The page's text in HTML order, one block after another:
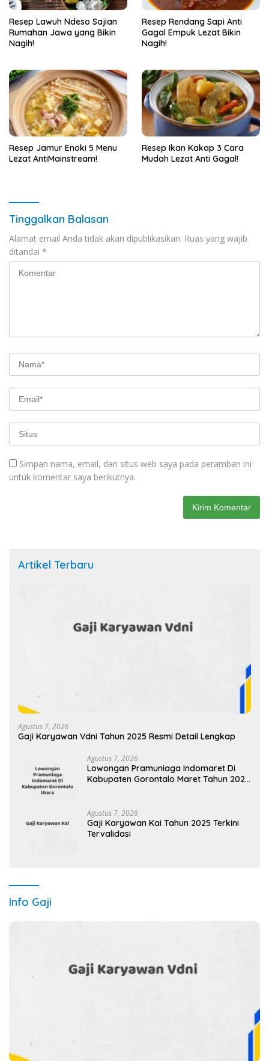
Resep Lawuh Ndeso Sajian
Rumahan Jawa yang Bikin
Nagih!
Resep Rendang Sapi Anti
Gagal Empuk Lezat Bikin
Nagih!
Resep Jamur Enoki 5 Menu
Lezat AntiMainstream!
Resep Ikan Kakap 3 Cara
Mudah Lezat Anti Gagal!
Tinggalkan Balasan
Alamat email Anda tidak akan dipublikasikan. Ruas yang wajib
ditandai *
Simpan nama, email, dan situs web saya pada peramban ini
untuk komentar saya berikutnya.
Artikel Terbaru
Agustus 7, 2026
Gaji Karyawan Vdni Tahun 2025 Resmi Detail Lengkap
Agustus 7, 2026
Lowongan Pramuniaga Indomaret Di
Kabupaten Gorontalo Maret Tahun 2025
Agustus 7, 2026
Gaji Karyawan Kai Tahun 2025 Terkini
Tervalidasi
Info Gaji